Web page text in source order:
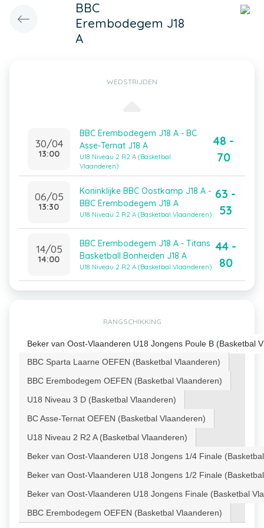
BBC
Erembodegem J18
A
WEDSTRIJDEN
30/04
13:00
BBC Erembodegem J18 A - BC
Asse-Ternat J18 A
U18 Niveau 2 R2 A (Basketbal
Vlaanderen)
48 -
70
06/05
13:30
Koninklijke BBC Oostkamp J18 A -
BBC Erembodegem J18 A
U18 Niveau 2 R2 A (Basketbal Vlaanderen)
63 -
53
14/05
14:00
BBC Erembodegem J18 A - Titans
Basketball Bonheiden J18 A
U18 Niveau 2 R2 A (Basketbal Vlaanderen)
44 -
80
RANGSCHIKKING
Beker van Oost-Vlaanderen U18 Jongens Poule B (Basketbal
BBC Sparta Laarne OEFEN (Basketbal Vlaanderen)
BBC Erembodegem OEFEN (Basketbal Vlaanderen)
U18 Niveau 3 D (Basketbal Vlaanderen)
BC Asse-Ternat OEFEN (Basketbal Vlaanderen)
U18 Niveau 2 R2 A (Basketbal Vlaanderen)
Beker van Oost-Vlaanderen U18 Jongens 1/4 Finale
Beker van Oost-Vlaanderen U18 Jongens 1/2 Finale
Beker van Oost-Vlaanderen U18 Jongens Finale (Basketbal
BBC Erembodegem OEFEN (Basketbal Vlaanderen)